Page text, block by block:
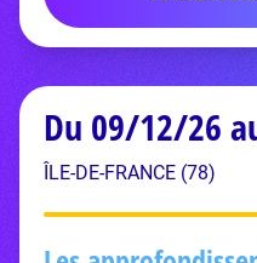
Du 09/12/26
ÎLE-DE-FRANCE (78)